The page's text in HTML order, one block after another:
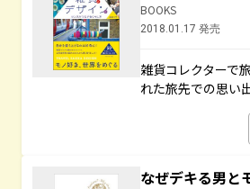
BOOKS
2018.01.17 発売
雑貨コレクターで
れた旅先での思い
なぜデキる男と